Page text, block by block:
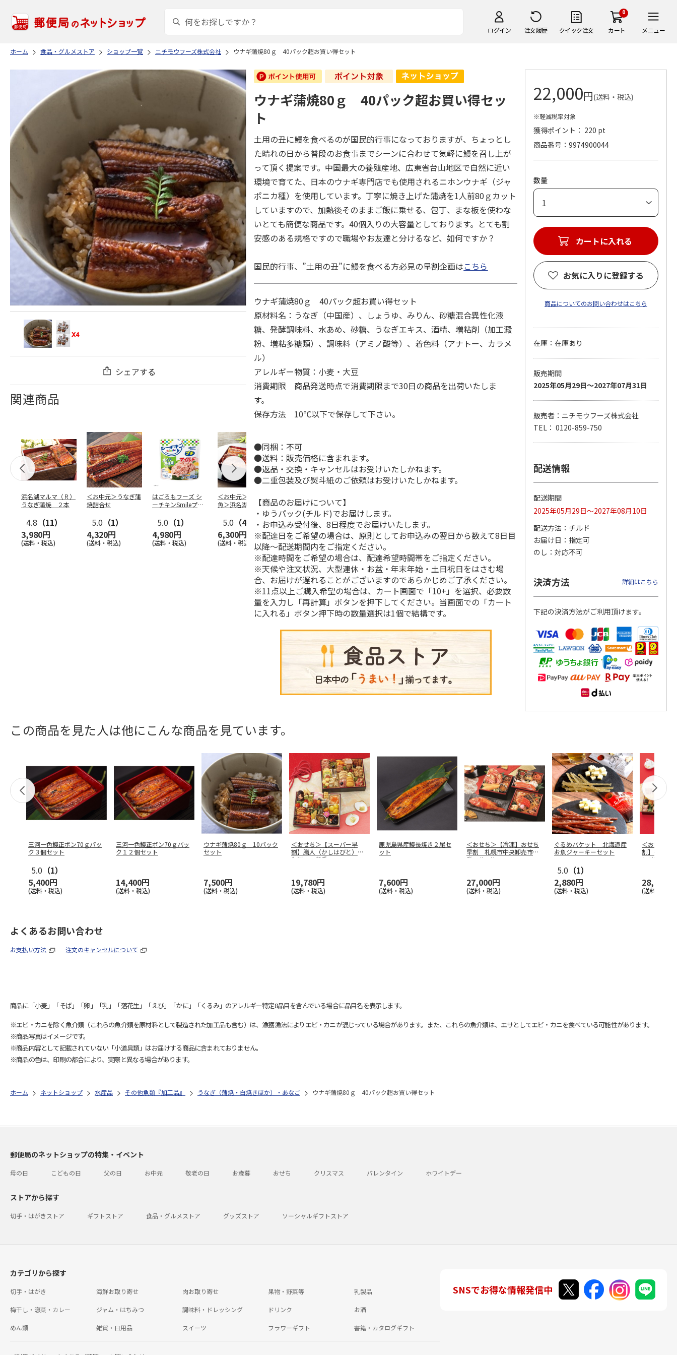
ログイン 注文履歴 クイック注文
0
カート メニュー
ホーム 食品・グルメストア ショップ一覧 ニチモウフーズ株式会社 ウナギ蒲焼80ｇ 40パック超お買い得セット
シェアする
関連商品
浜名湖マルマ（Ｒ）
うなぎ蒲焼 ２本
4.8 （11）
3,980円
(送料・税込)
＜お中元＞うなぎ蒲
焼詰合せ
5.0 （1）
4,320円
(送料・税込)
はごろもフーズ シ
ーチキンSmileプチ
5.0 （1）
4,980円
(送料・税込)
＜お中元＞＜大和養
魚＞浜名湖うなぎ蒲
5.0 （4）
6,300円
(送料・税込)
焼詰合せ
5,400円
(送料・税込)
焼４本
5.0（1）
11,800円
(送料・税込)
5.0
3,780円
呼子朝市ひもの詰合
3,300円
＜お中元＞函館味く
5.0
（1）
2,800円
(送料・税込)
ト
ウナギ蒲焼80ｇ 40パック超お買い得セッ
ト
土用の丑に鰻を食べるのが国民的行事になっておりますが、ちょっとし
た晴れの日から普段のお食事までシーンに合わせて気軽に鰻を召し上が
って頂く提案です。中国最大の養殖産地、広東省台山地区で自然に近い
環境で育てた、日本のウナギ専門店でも使用されるニホンウナギ（ジャ
ポニカ種）を使用しています。丁寧に焼き上げた蒲焼を1人前80ｇカット
していますので、加熱後そのままご飯に乗せる、包丁、まな板を使わな
いとても簡便な商品です。40個入りの大容量としております。とても割
安感のある規格ですので職場やお友達と分けるなど、如何ですか？
国民的行事、”土用の丑”に鰻を食べる方必見の早割企画はこちら
ウナギ蒲焼80ｇ 40パック超お買い得セット
原材料名：うなぎ（中国産）、しょうゆ、みりん、砂糖混合異性化液
糖、発酵調味料、水あめ、砂糖、うなぎエキス、酒精、増粘剤（加工澱
粉、増粘多糖類）、調味料（アミノ酸等）、着色料（アナトー、カラメ
ル）
アレルギー物質：小麦・大豆
消費期限 商品発送時点で消費期限まで30日の商品を出荷いたしま
す。
保存方法 10℃以下で保存して下さい。
●同梱：不可
●送料：販売価格に含まれます。
●返品・交換・キャンセルはお受けいたしかねます。
●二重包装及び熨斗紙のご依頼はお受けいたしかねます。
【商品のお届けについて】
・ゆうパック(チルド)でお届けします。
・お申込み受付後、8日程度でお届けいたします。
※配達日をご希望の場合は、原則としてお申込みの翌日から数えて8日目
以降～配送期間内をご指定ください。
※配達時間をご希望の場合は、配達希望時間帯をご指定ください。
※天候や注文状況、大型連休・お盆・年末年始・土日祝日をはさむ場
合、お届けが遅れることがございますのであらかじめご了承ください。
※11点以上ご購入希望の場合は、カート画面で「10+」を選択、必要数
量を入力し「再計算」ボタンを押下してください。当画面での「カート
に入れる」ボタン押下時の数量選択は1個で結構です。
22,000円(送料・税込)
※軽減税率対象
獲得ポイント： 220 pt
商品番号
9974900044
数量
カートに入れる
お気に入りに登録する
商品についてのお問い合わせはこちら
在庫：在庫あり
販売期間
2025年05月29日～2027年07月31日
販売者：ニチモウフーズ株式会社
TEL： 0120-859-750
配送情報
配送期間
2025年05月29日～2027年08月10日
配送方法
チルド
お届け日
指定可
のし
対応不可
決済方法 詳細はこちら
下記の決済方法がご利用頂けます。
この商品を見た人は他にこんな商品を見ています。
三河一色鰻正ポン70ｇパッ
ク３個セット
5.0 （1）
5,400円
(送料・税込)
三河一色鰻正ポン70ｇパッ
ク１２個セット
14,400円
(送料・税込)
ウナギ蒲焼80ｇ 10パック
セット
7,500円
(送料・税込)
＜おせち＞【スーパー早
割】膳人（かしはびと）
和洋中二段重
19,780円
(送料・税込)
鹿児島県産鰻長焼き２尾セ
ット
7,600円
(送料・税込)
＜おせち＞【冷凍】おせち
早割 札幌市中央卸売市場
発 北の漁
27,000円
(送料・税込)
ぐるめパケット 北海道産
お魚ジャーキーセット
5.0 （1）
2,880円
(送料・税込)
＜おせち＞
割】千賀屋
ち料理「千
28,980円
(送料・税込)
よくあるお問い合わせ
お支払い方法 注文のキャンセルについて
商品に「小麦」「そば」「卵」「乳」「落花生」「えび」「かに」「くるみ」のアレルギー特定8品目を含んでいる場合に品目名を表示します。
※エビ・カニを除く魚介類（これらの魚介類を原材料として製造された加工品も含む）は、漁獲漁法によりエビ・カニが混じっている場合があります。また、これらの魚介類は、エサとしてエビ・カニを食べている可能性があります。
※商品写真はイメージです。
※商品内容として記載されていない「小道具類」はお届けする商品に含まれておりません。
※商品の色は、印刷の都合により、実際と異なる場合があります。
ホーム ネットショップ 水産品 その他魚類『加工品』 うなぎ（蒲焼・白焼きほか）・あなご ウナギ蒲焼80ｇ 40パック超お買い得セット
郵便局のネットショップの特集・イベント
母の日 こどもの日 父の日 お中元 敬老の日 お歳暮 おせち クリスマス バレンタイン ホワイトデー
ストアから探す
切手・はがきストア ギフトストア 食品・グルメストア グッズストア ソーシャルギフトストア
カテゴリから探す
切手・はがき 海鮮お取り寄せ 肉お取り寄せ 果物・野菜等 乳製品
梅干し・惣菜・カレー ジャム・はちみつ 調味料・ドレッシング ドリンク お酒
めん類 雑貨・日用品 スイーツ フラワーギフト 書籍・カタログギフト
SNSでお得な情報発信中